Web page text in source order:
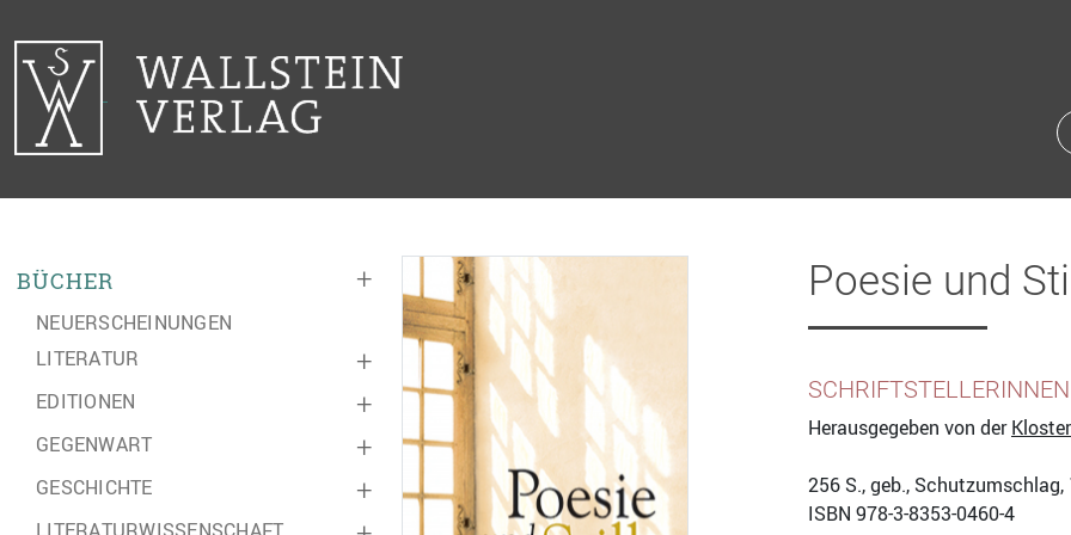
+
BÜCHER
NEUERSCHEINUNGEN
+
LITERATUR
+
EDITIONEN
+
GEGENWART
+
GESCHICHTE
Poesie und
Herausgegeben von der
256 S., geb.,
ISBN 978-3-8353-0460-4